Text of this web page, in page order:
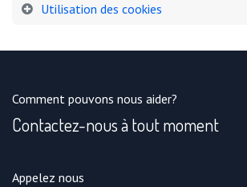
Utilisation des cookies
Comment pouvons nous aider?
Contactez-nous à tout moment
Appelez nous